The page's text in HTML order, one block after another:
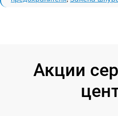
Акции